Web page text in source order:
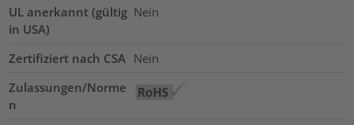
UL anerkannt (gültig
in USA)
Nein
Zertifiziert nach CSA Nein
Zulassungen/Norme
n